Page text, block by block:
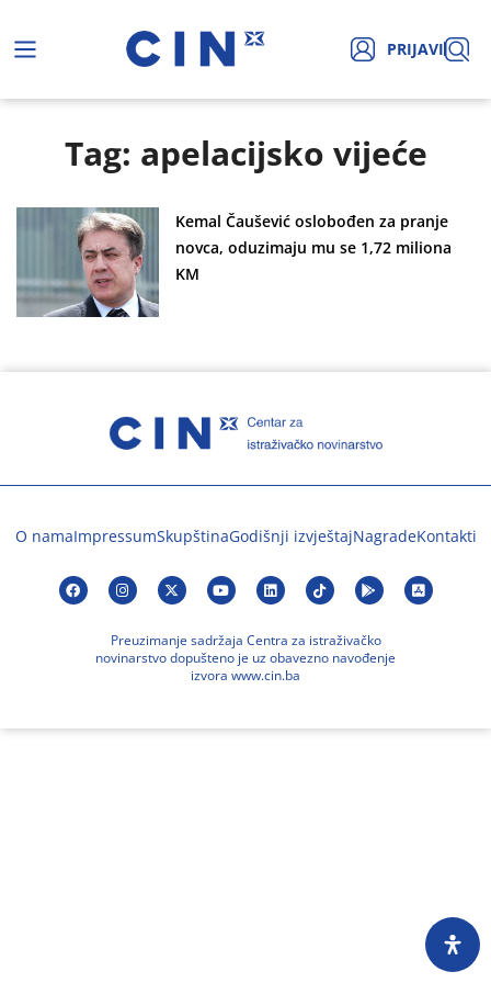
PRIJAVI
Tag: apelacijsko vijeće
Kemal Čaušević oslobođen za pranje
novca, oduzimaju mu se 1,72 miliona
KM
O namaImpressumSkupštinaGodišnji izvještajNagradeKontakti
Preuzimanje sadržaja Centra za istraživačko
novinarstvo dopušteno je uz obavezno navođenje
izvora www.cin.ba